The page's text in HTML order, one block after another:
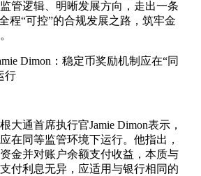
管逻辑、明晰发展方向，走出一条
程“可控”的合规发展之路，筑牢金
Dimon：稳定币奖励机制应在“同
行
大通首席执行官Jamie Dimon表示，
在同等监管环境下运行。他指出，
金并对账户余额支付收益，本质与
付利息无异，应适用与银行相同的